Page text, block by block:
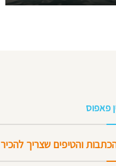
פאפוס
והטיפים שצריך להכיר